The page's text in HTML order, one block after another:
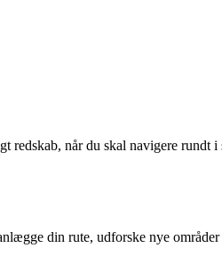
når du skal navigere rundt i
din rute, udforske nye